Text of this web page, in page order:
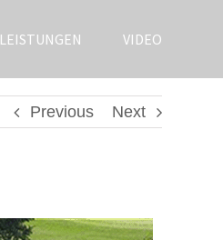
LEISTUNGEN VIDEO
Previous Next